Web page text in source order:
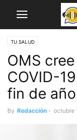
TU SALUD
OMS
COVID-
fin de año
By Redacción - octubre